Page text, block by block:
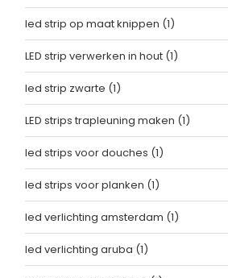
led strip op maat knippen (1)
LED strip verwerken in hout (1)
led strip zwarte (1)
LED strips trapleuning maken (1)
led strips voor douches (1)
led strips voor planken (1)
led verlichting amsterdam (1)
led verlichting aruba (1)